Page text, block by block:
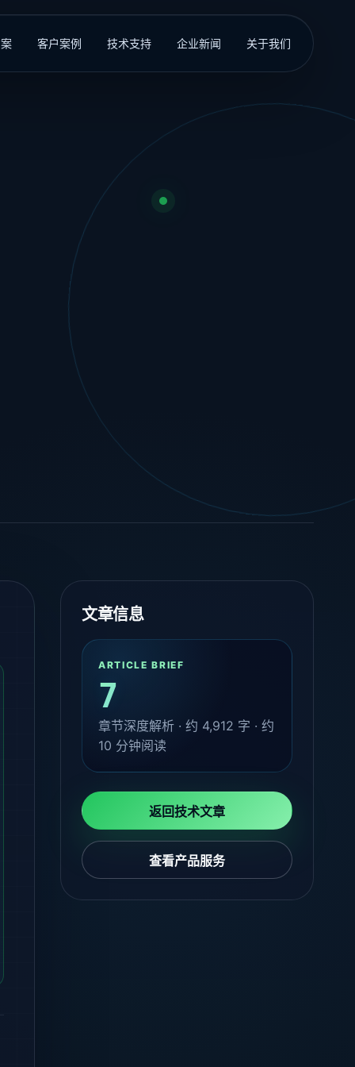
客户案例 技术支持 企业新闻 关于我们
文章信息
ARTICLE BRIEF
7
章节深度解析 · 约 4,912 字 · 约
10 分钟阅读
返回技术文章
查看产品服务